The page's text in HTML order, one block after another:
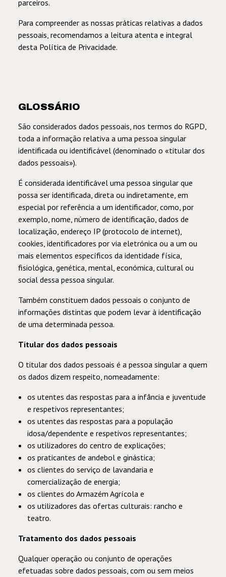
parceiros.
Para compreender as nossas práticas relativas a dados
pessoais, recomendamos a leitura atenta e integral
desta Política de Privacidade.
GLOSSÁRIO
São considerados dados pessoais, nos termos do RGPD,
toda a informação relativa a uma pessoa singular
identificada ou identificável (denominado o «titular dos
dados pessoais»).
É considerada identificável uma pessoa singular que
possa ser identificada, direta ou indiretamente, em
especial por referência a um identificador, como, por
exemplo, nome, número de identificação, dados de
localização, endereço IP (protocolo de internet),
cookies, identificadores por via eletrónica ou a um ou
mais elementos específicos da identidade física,
fisiológica, genética, mental, económica, cultural ou
social dessa pessoa singular.
Também constituem dados pessoais o conjunto de
informações distintas que podem levar à identificação
de uma determinada pessoa.
Titular dos dados pessoais
O titular dos dados pessoais é a pessoa singular a quem
os dados dizem respeito, nomeadamente:
os utentes das respostas para a infância e juventude
e respetivos representantes;
os utentes das respostas para a população
idosa/dependente e respetivos representantes;
os utilizadores do centro de explicações;
os praticantes de andebol e ginástica;
os clientes do serviço de lavandaria e
comercialização de energia;
os clientes do Armazém Agrícola e
os utilizadores das ofertas culturais: rancho e
teatro.
Tratamento dos dados pessoais
Qualquer operação ou conjunto de operações
efetuadas sobre dados pessoais, com ou sem meios